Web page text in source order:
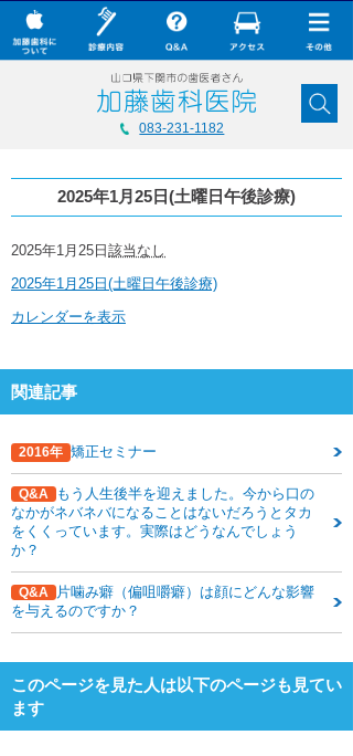
2025年1月25日(土曜日午後診療)
2025
1
25
曜
日
午
診
2025年1月25日 該当なし
2025年1月25日(土曜日午後診療)
カレンダーを表示
関連記事
2016年 矯正セミナー
Q&A
もう人生後半を迎えました。今から口の
なかがネバネバになることはないだろうとタカ
をくくっています。実際はどうなんでしょう
か？
Q&A
片噛み癖（偏咀嚼癖）は顔にどんな影響
を与えるのですか？
このページを見た人は以下のページも見てい
ます
× CLOSE
加藤歯科について
Q&A
加藤歯科の最新技術
コラム
無料メール相談
スタッフ募集
加藤歯科ブログ
下関観光ガイド